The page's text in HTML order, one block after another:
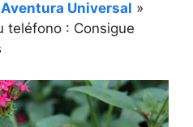
Aventura Universal »
teléfono : Consigue